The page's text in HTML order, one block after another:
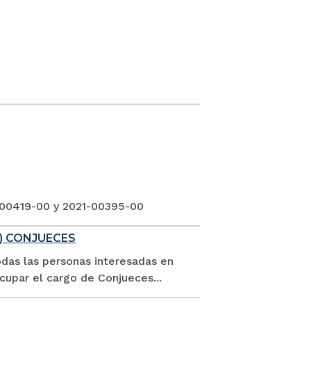
00 y 2021-00395-00
las personas interesadas en
el cargo de Conjueces...